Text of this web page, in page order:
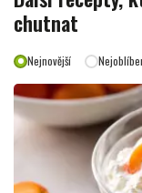
chutnat
Nejnovější